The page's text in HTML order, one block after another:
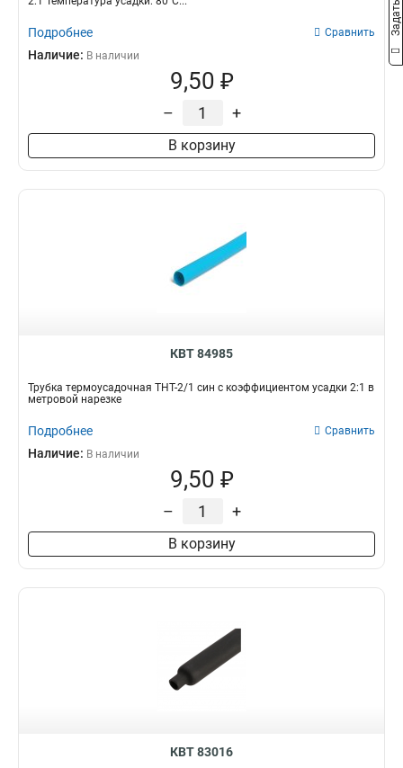
Подробнее Сравнить
Наличие: В наличии
9,50 ₽
– +
В корзину
КВТ 84985
Трубка термоусадочная ТНТ-2/1 син с коэффициентом усадки 2:1 в
метровой нарезке
Подробнее Сравнить
Наличие: В наличии
9,50 ₽
– +
В корзину
КВТ 83016